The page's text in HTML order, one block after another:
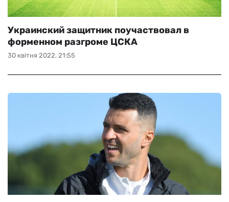
30 квітня 2022, 21:55
Украинский защитник поучаствовал в
форменном разгроме ЦСКА